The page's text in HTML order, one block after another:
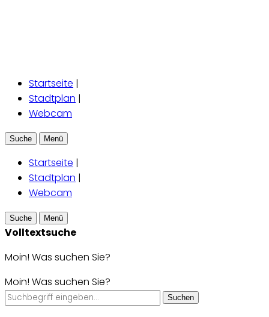
Startseite |
Stadtplan |
Webcam
Suche Menü
Startseite |
Stadtplan |
Webcam
Suche Menü
Volltextsuche
Moin! Was suchen Sie?
Moin! Was suchen Sie?
Suchen